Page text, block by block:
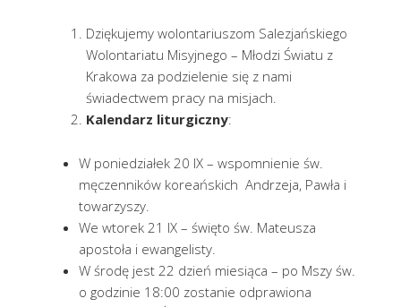
Dziękujemy wolontariuszom Salezjańskiego
Wolontariatu Misyjnego – Młodzi Światu z
Krakowa za podzielenie się z nami
świadectwem pracy na misjach.
Kalendarz liturgiczny:
W poniedziałek 20 IX – wspomnienie św.
męczenników koreańskich Andrzeja, Pawła i
towarzyszy.
We wtorek 21 IX – święto św. Mateusza
apostoła i ewangelisty.
W środę jest 22 dzień miesiąca – po Mszy św.
o godzinie 18:00 zostanie odprawiona